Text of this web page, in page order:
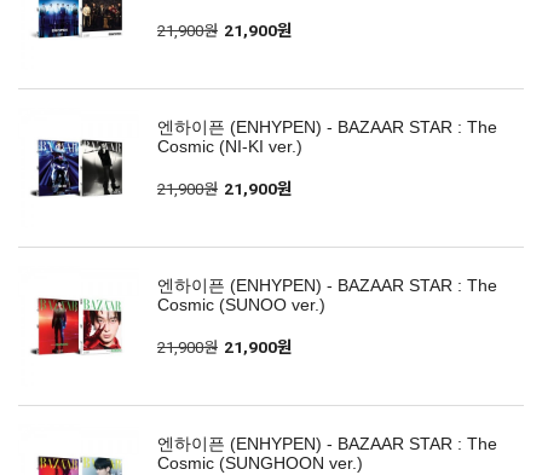
21,900원 21,900원
엔하이픈 (ENHYPEN) - BAZAAR STAR : The
Cosmic (NI-KI ver.)
21,900원 21,900원
엔하이픈 (ENHYPEN) - BAZAAR STAR : The
Cosmic (SUNOO ver.)
21,900원 21,900원
엔하이픈 (ENHYPEN) - BAZAAR STAR : The
Cosmic (SUNGHOON ver.)